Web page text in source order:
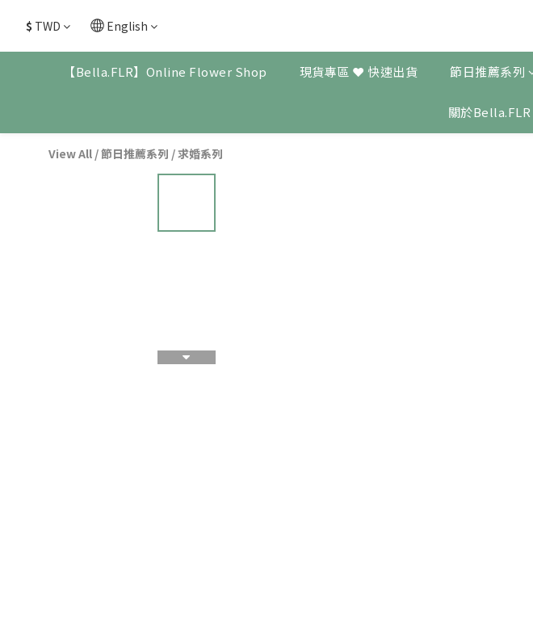
$ TWD English
【Bella.FLR】Online Flower Shop 現貨專區 ❤ 快速出貨 節日推薦系列
關於Bella.FLR
View All /節日推薦系列 /求婚系列